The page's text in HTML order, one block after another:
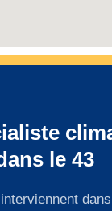
le 43